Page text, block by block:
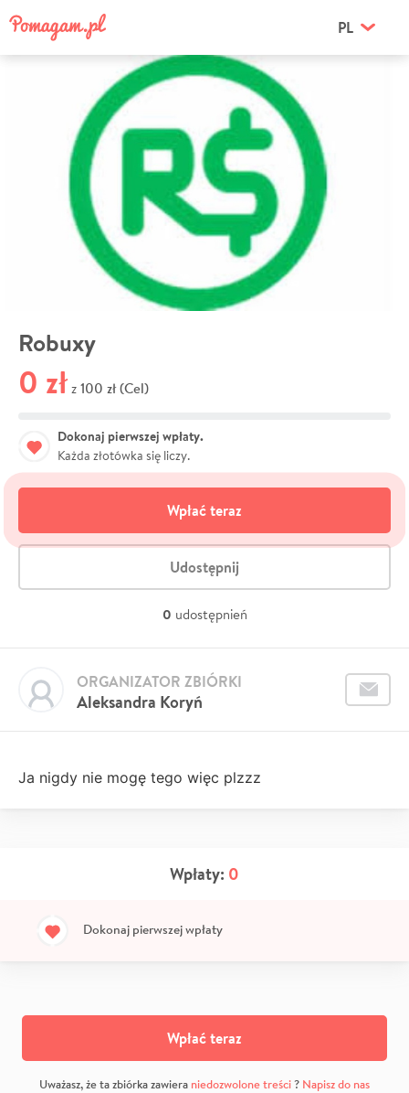
PL
Robuxy
0 zł z 100 zł (Cel)
Dokonaj pierwszej wpłaty.
Każda złotówka się liczy.
Wpłać teraz
Udostępnij
0 udostępnień
Aleksandra Koryń
ORGANIZATOR ZBIÓRKI
Ja nigdy nie mogę tego więc plzzz
Wpłaty: 0
Dokonaj pierwszej wpłaty
Wpłać teraz
Uważasz, że ta zbiórka zawiera niedozwolone treści? Napisz do nas